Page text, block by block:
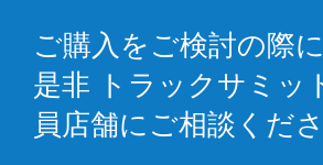
ご購入をご検討の際
是非 トラックサミッ
員店舗にご相談くださ